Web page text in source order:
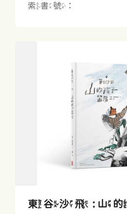
索書號：
東谷沙飛 : 山